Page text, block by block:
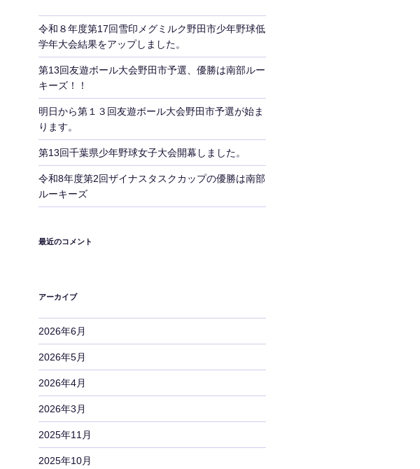
令和８年度第17回雪印メグミルク野田市少年野球低
学年大会結果をアップしました。
第13回友遊ボール大会野田市予選、優勝は南部ルー
キーズ！！
明日から第１３回友遊ボール大会野田市予選が始ま
ります。
第13回千葉県少年野球女子大会開幕しました。
令和8年度第2回ザイナスタスクカップの優勝は南部
ルーキーズ
最近のコメント
アーカイブ
2026年6月
2026年5月
2026年4月
2026年3月
2025年11月
2025年10月